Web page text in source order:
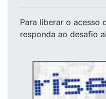
Para liberar o acesso
responda ao desafio